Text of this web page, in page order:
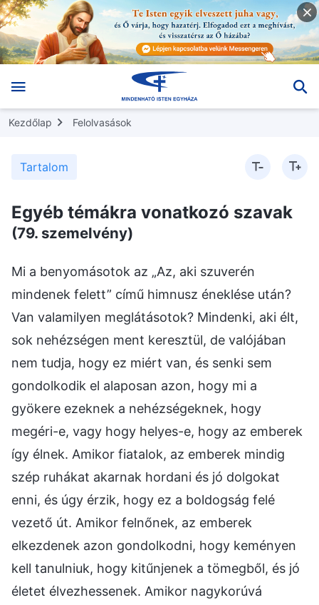
Kezdőlap Felolvasások
Tartalom
Egyéb témákra vonatkozó szavak
(79. szemelvény)
Mi a benyomásotok az „Az, aki szuverén
mindenek felett” című himnusz éneklése után?
Van valamilyen meglátásotok? Mindenki, aki élt,
sok nehézségen ment keresztül, de valójában
nem tudja, hogy ez miért van, és senki sem
gondolkodik el alaposan azon, hogy mi a
gyökere ezeknek a nehézségeknek, hogy
megéri-e, vagy hogy helyes-e, hogy az emberek
így élnek. Amikor fiatalok, az emberek mindig
szép ruhákat akarnak hordani és jó dolgokat
enni, és úgy érzik, hogy ez a boldogság felé
vezető út. Amikor felnőnek, az emberek
elkezdenek azon gondolkodni, hogy keményen
kell tanulniuk, hogy kitűnjenek a tömegből, és jó
életet élvezhessenek. Amikor nagykorúvá